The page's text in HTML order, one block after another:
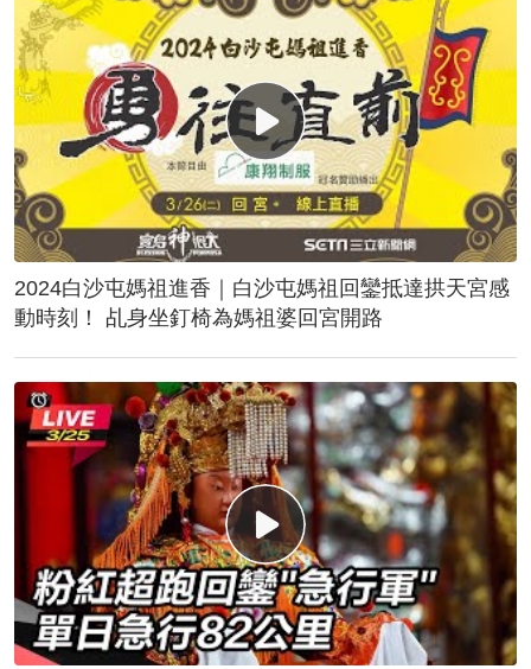
2024白沙屯媽祖進香｜白沙屯媽祖回鑾抵達拱天宮感
動時刻！ 乩身坐釘椅為媽祖婆回宮開路